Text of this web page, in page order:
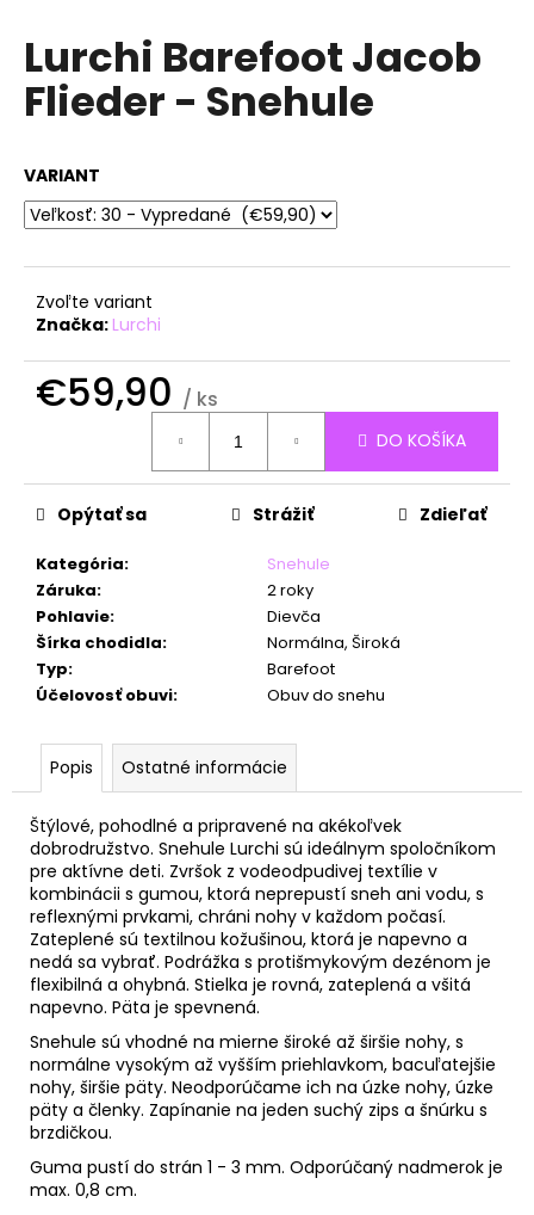
Lurchi Barefoot Jacob
Flieder - Snehule
VARIANT
Zvoľte variant
Značka:Lurchi
€59,90 / ks
DO KOŠÍKA
Kategória:
Snehule
Záruka:
2 roky
Pohlavie:
Dievča
Šírka chodidla:
Normálna, Široká
Typ:
Barefoot
Účelovosť obuvi: Obuv do snehu
Opýtať sa Strážiť Zdieľať
Popis Ostatné informácie
Štýlové, pohodlné a pripravené na akékoľvek
dobrodružstvo. Snehule Lurchi sú ideálnym spoločníkom
pre aktívne deti. Zvršok z vodeodpudivej textílie v
kombinácii s gumou, ktorá neprepustí sneh ani vodu, s
reflexnými prvkami, chráni nohy v každom počasí.
Zateplené sú textilnou kožušinou, ktorá je napevno a
nedá sa vybrať. Podrážka s protišmykovým dezénom je
flexibilná a ohybná. Stielka je rovná, zateplená a všitá
napevno. Päta je spevnená.
Snehule sú vhodné na mierne široké až širšie nohy, s
normálne vysokým až vyšším priehlavkom, bacuľatejšie
nohy, širšie päty. Neodporúčame ich na úzke nohy, úzke
päty a členky. Zapínanie na jeden suchý zips a šnúrku s
brzdičkou.
Guma pustí do strán 1 - 3 mm. Odporúčaný nadmerok je
max. 0,8 cm.
j
s
ť
O
d
r
ú
a
m
e